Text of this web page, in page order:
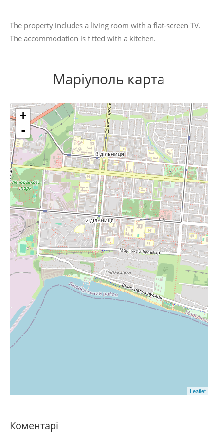
The property includes a living room with a flat-screen TV.
The accommodation is fitted with a kitchen.
Маріуполь карта
+
-
Leaflet
Коментарі